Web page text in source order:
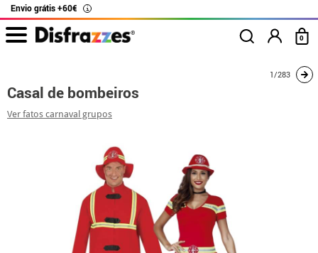
Envio grátis +60€ i
0
1/283
Casal de bombeiros
Ver fatos carnaval grupos